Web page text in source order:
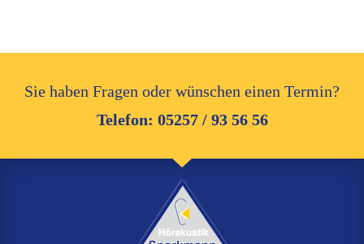
Sie haben Fragen oder wünschen einen Termin?
Telefon: 05257 / 93 56 56